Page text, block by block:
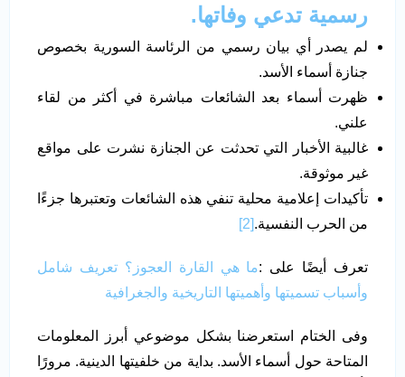
رسمية تدعي وفاتها.
لم يصدر أي بيان رسمي من الرئاسة السورية بخصوص
جنازة أسماء الأسد.
ظهرت أسماء بعد الشائعات مباشرة في أكثر من لقاء
علني.
غالبية الأخبار التي تحدثت عن الجنازة نشرت على مواقع
غير موثوقة.
تأكيدات إعلامية محلية تنفي هذه الشائعات وتعتبرها جزءًا
من الحرب النفسية.[2]
تعرف أيضًا على :ما هي القارة العجوز؟ تعريف شامل
وأسباب تسميتها وأهميتها التاريخية والجغرافية
وفى الختام استعرضنا بشكل موضوعي أبرز المعلومات
المتاحة حول أسماء الأسد. بداية من خلفيتها الدينية. مرورًا